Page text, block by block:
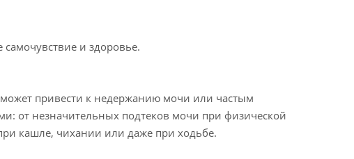
и здоровье.
привести к недержанию мочи или частым
от незначительных подтеков мочи при физической
кашле, чихании или даже при ходьбе.